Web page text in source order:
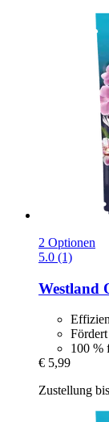
2 Optionen
5.0 (1)
Westland
100 %
€ 5,99
Zustellung